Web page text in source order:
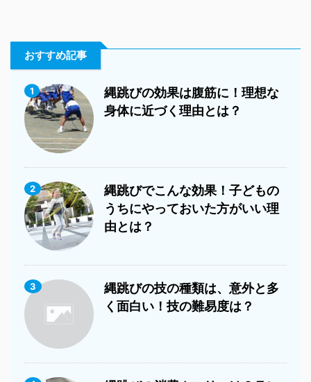
おすすめ記事
1
縄跳びの効果は腹筋に！理想な
身体に近づく理由とは？
2
縄跳びでこんな効果！子どもの
うちにやっておいた方がいい理
由とは？
3
縄跳びの技の種類は、意外と多
く面白い！技の難易度は？